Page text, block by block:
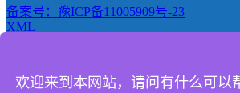
备案号：豫ICP备11005909号-23
XML
产品
欢迎来到本网站，请问有什么可以